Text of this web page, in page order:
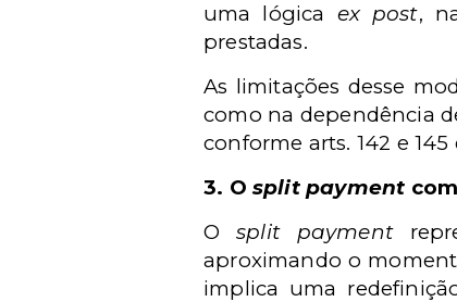
uma lógica ex post,
prestadas.
As limitações desse
como na dependência
conforme arts. 142 e 145
3. O split payment
O split payment
aproximando o
implica uma